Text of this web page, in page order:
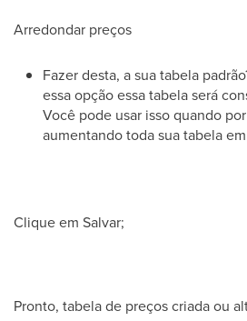
Arredondar preços
Fazer desta, a sua tabela
essa opção essa tabela será
Você pode usar isso quando
aumentando toda sua tabela
Clique em Salvar;
Pronto, tabela de preços criada ou